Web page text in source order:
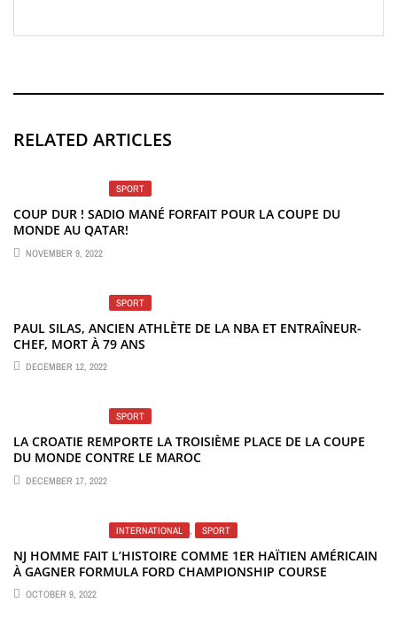
RELATED ARTICLES
SPORT
COUP DUR ! SADIO MANÉ FORFAIT POUR LA COUPE DU
MONDE AU QATAR!
NOVEMBER 9, 2022
SPORT
PAUL SILAS, ANCIEN ATHLÈTE DE LA NBA ET ENTRAÎNEUR-
CHEF, MORT À 79 ANS
DECEMBER 12, 2022
SPORT
LA CROATIE REMPORTE LA TROISIÈME PLACE DE LA COUPE
DU MONDE CONTRE LE MAROC
DECEMBER 17, 2022
INTERNATIONAL , SPORT
NJ HOMME FAIT L’HISTOIRE COMME 1ER HAÏTIEN AMÉRICAIN
À GAGNER FORMULA FORD CHAMPIONSHIP COURSE
OCTOBER 9, 2022